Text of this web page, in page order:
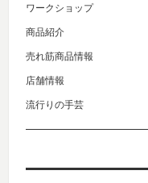
ワークショップ
商品紹介
売れ筋商品情報
店舗情報
流行りの手芸